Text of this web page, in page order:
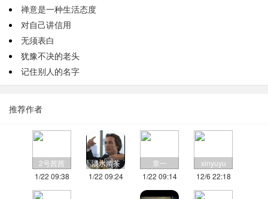
禅意是一种生活态度
对自己讲信用
无须表白
犹豫不决的老头
记住别人的名字
推荐作者
2号茜茜
1/22 09:38
淡水清茶
1/22 09:24
章一
1/22 09:14
xinyuyu
12/6 22:18